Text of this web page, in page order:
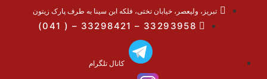
تبریز، ولیعصر، خیابان تختی، فلکه ابن سینا به طرف پارک زیتون
33293958 – 33298421 – ( 041)
کانال تلگرام